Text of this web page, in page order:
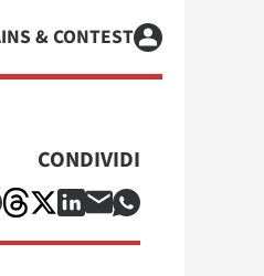
& CONTEST
CONDIVIDI